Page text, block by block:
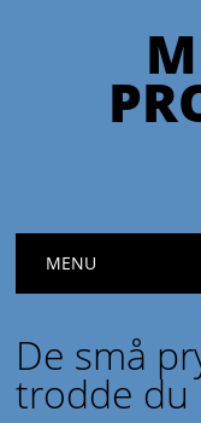
Huvudmeny
MENU
De små
trodde du